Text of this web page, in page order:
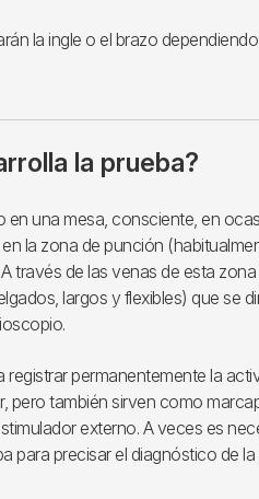
la ingle o el brazo
la prueba?
en una mesa, consciente, en
la zona de punción
través de las venas de esta
largos y flexibles) que se
registrar permanentemente la
pero también sirven como
externo. A veces es
para precisar el diagnóstico de